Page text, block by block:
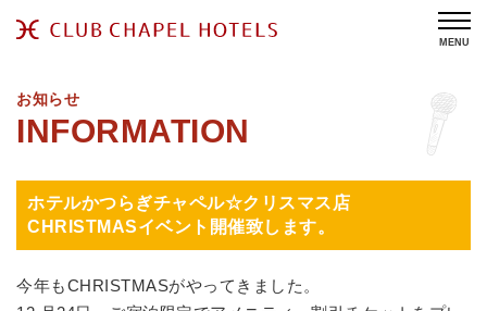
MENU
お知らせ
ホテルかつらぎチャペル☆クリスマス店
CHRISTMASイベント開催致します。
今年もCHRISTMASがやってきました。